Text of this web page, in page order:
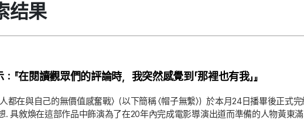
结果
『在閱讀觀眾們的評論時，我突然感覺到「那裡也有我」』
都在與自己的無價值感奮戰〉（以下簡稱 〈帽子無繫〉）於本月24日播畢後正式
. 具敘煥在這部作品中飾演為了在20年內完成電影導演出道而準備的人物黃東